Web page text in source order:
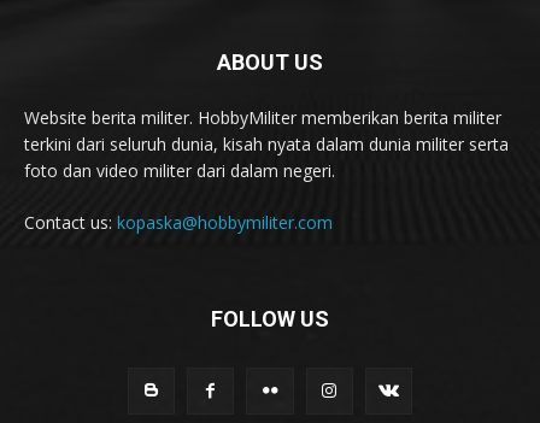
ABOUT US
Website berita militer. HobbyMiliter memberikan berita militer
terkini dari seluruh dunia, kisah nyata dalam dunia militer serta
foto dan video militer dari dalam negeri.
Contact us: kopaska@hobbymiliter.com
FOLLOW US